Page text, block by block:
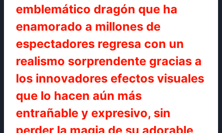
emblemático dragón que ha
enamorado a millones de
espectadores regresa con un
realismo sorprendente gracias a
los innovadores efectos visuales
que lo hacen aún más
entrañable y expresivo, sin